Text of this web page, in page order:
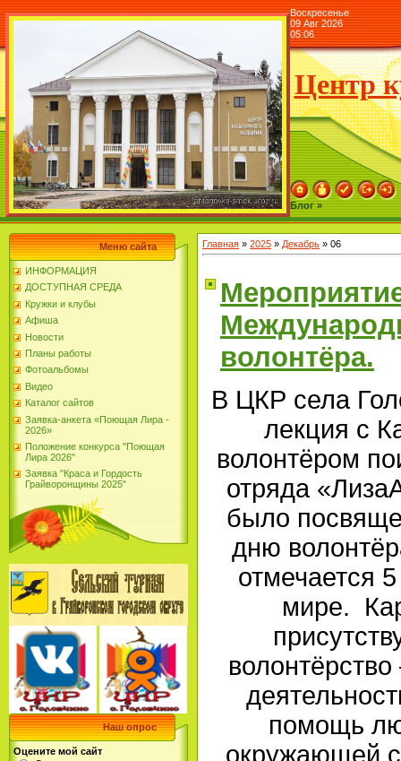
Воскресенье
09 Авг 2026
05:06
Центр
Блог »
Меню сайта
ИНФОРМАЦИЯ
ДОСТУПНАЯ СРЕДА
Кружки и клубы
Афиша
Новости
Планы работы
Фотоальбомы
Видео
Каталог сайтов
Заявка-анкета «Поющая Лира -
2026»
Положение конкурса "Поющая
Лира 2026"
Заявка "Краса и Гордость
Грайворонщины 2025"
Наш опрос
Оцените мой сайт
Главная » 2025 » Декабрь » 06
волонтёра.
В ЦКР села
лекция с
волонтёром
отряда
было
дню
отмечается
мире.
помощь
окружающей